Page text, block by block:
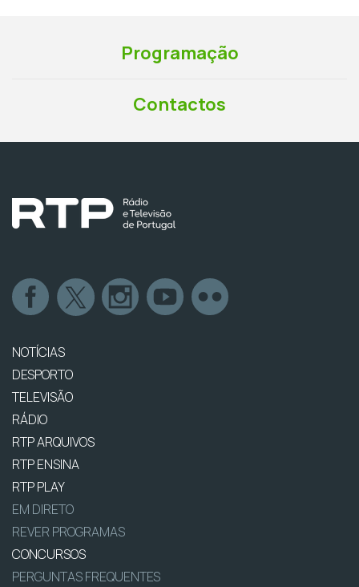
Programação
Contactos
NOTÍCIAS
DESPORTO
TELEVISÃO
RÁDIO
RTP ARQUIVOS
RTP ENSINA
RTP PLAY
EM DIRETO
REVER PROGRAMAS
CONCURSOS
PERGUNTAS FREQUENTES